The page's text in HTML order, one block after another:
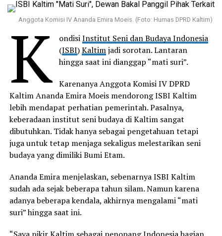
Anggota Komisi IV Ananda Emira Moeis. (Foto: Humas DPRD Kaltim)
K ondisiInstitut Seni dan Budaya Indonesia
(ISBI)Kaltimjadi sorotan. Lantaran
hingga saat ini dianggap “mati suri”.
Karenanya Anggota Komisi IV DPRD
Kaltim Ananda Emira Moeis mendorong ISBI Kaltim
lebih mendapat perhatian pemerintah. Pasalnya,
keberadaan institut seni budaya di Kaltim sangat
dibutuhkan. Tidak hanya sebagai pengetahuan tetapi
juga untuk tetap menjaga sekaligus melestarikan seni
budaya yang dimiliki Bumi Etam.
Ananda Emira menjelaskan, sebenarnya ISBI Kaltim
sudah ada sejak beberapa tahun silam. Namun karena
adanya beberapa kendala, akhirnya mengalami “mati
suri” hingga saat ini.